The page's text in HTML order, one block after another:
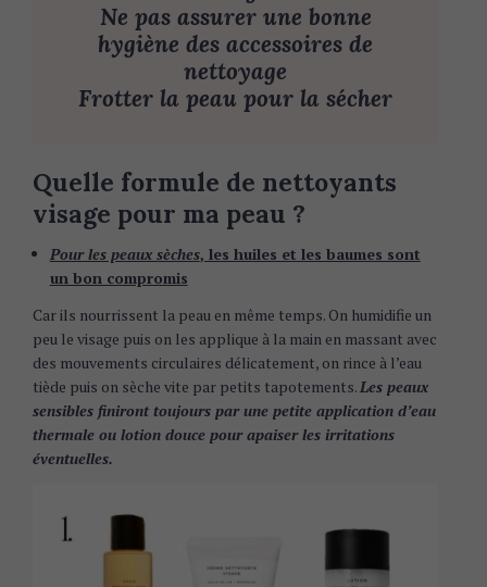
Ne pas assurer une bonne
hygiène des accessoires de
nettoyage
Frotter la peau pour la sécher
Quelle formule de nettoyants
visage pour ma peau ?
Pour les peaux sèches, les huiles et les baumes sont
un bon compromis
Car ils nourrissent la peau en même temps. On humidifie un
peu le visage puis on les applique à la main en massant avec
des mouvements circulaires délicatement, on rince à l’eau
tiède puis on sèche vite par petits tapotements.Les peaux
sensibles finiront toujours par une petite application d’eau
thermale ou lotion douce pour apaiser les irritations
éventuelles.